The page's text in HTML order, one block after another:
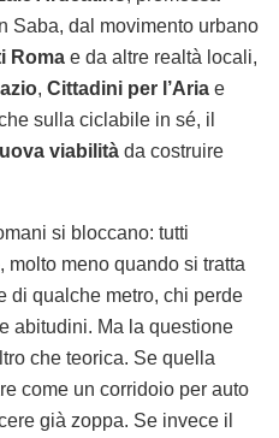
Saba, dal movimento urbano
Roma e da altre realtà locali,
, Cittadini per l’Aria e
sulla ciclabile in sé, il
viabilità da costruire
si bloccano: tutti
molto meno quando si tratta
di qualche metro, chi perde
abitudini. Ma la questione
che teorica. Se quella
come un corridoio per auto
già zoppa. Se invece il